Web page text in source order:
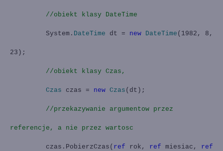
//obiekt klasy DateTime
System. DateTime dt = new DateTime (1982, 8,
23);
//obiekt klasy Czas,
Czas czas = new Czas (dt);
//przekazywanie argumentow przez
referencje, a nie przez wartosc
czas.PobierzCzas( ref rok, ref miesiac, ref